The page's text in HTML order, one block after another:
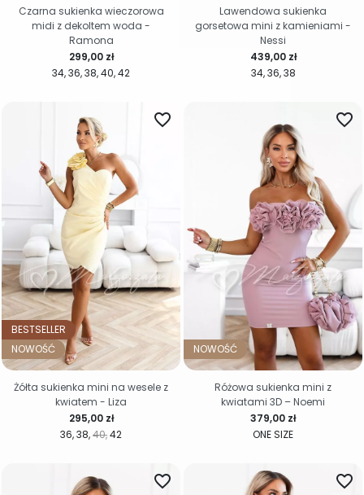
34 36 38 40 42
Cena
299,00 zł
Czarna sukienka wieczorowa
midi z dekoltem woda -
Ramona
34 36 38
Cena
439,00 zł
Lawendowa sukienka
gorsetowa mini z kamieniami -
Nessi
BESTSELLER
NOWOŚĆ
36 38 40 42
favorite_border
Cena
295,00 zł
Żółta sukienka mini na wesele z
kwiatem - Liza
NOWOŚĆ
ONE SIZE
favorite_border
Cena
379,00 zł
Różowa sukienka mini z
kwiatami 3D – Noemi
favorite_border favorite_border